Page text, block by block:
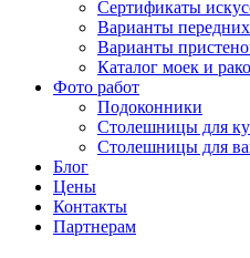
Сертификаты
Варианты
Варианты
Каталог моек и
Фото работ
Подоконники
Столешницы для
Столешницы для
Блог
Цены
Контакты
Партнерам